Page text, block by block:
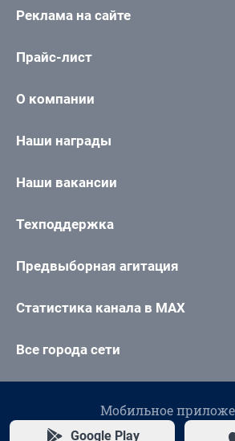
Реклама на сайте
Прайс-лист
О компании
Наши награды
Наши вакансии
Техподдержка
Предвыборная агитация
Статистика канала в MAX
Все города сети
Мобильное
Google Play